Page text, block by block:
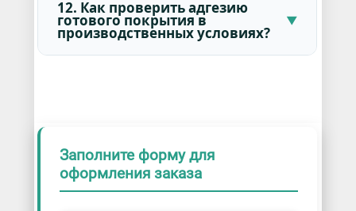
12. Как проверить адгезию
готового покрытия в
производственных условиях?
Заполните форму для
оформления заказа